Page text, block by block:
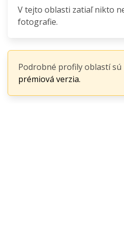
V tejto oblasti zatiaľ nikto
fotografie.
Podrobné profily oblastí sú
prémiová verzia.